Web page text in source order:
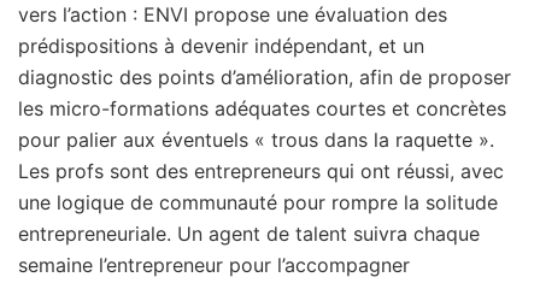
vers l’action : ENVI propose une évaluation des
prédispositions à devenir indépendant, et un
diagnostic des points d’amélioration, afin de proposer
les micro-formations adéquates courtes et concrètes
pour palier aux éventuels « trous dans la raquette ».
Les profs sont des entrepreneurs qui ont réussi, avec
une logique de communauté pour rompre la solitude
entrepreneuriale. Un agent de talent suivra chaque
semaine l’entrepreneur pour l’accompagner